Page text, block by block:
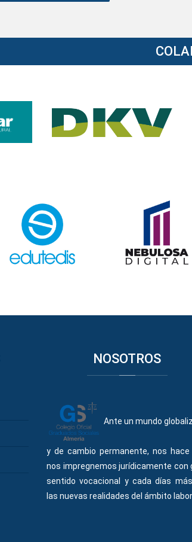
NOSOTROS
Ante un mundo
y de cambio permanente, nos hace
nos impregnemos jurídicamente con
sentido vocacional y cada días
las nuevas realidades del ámbito